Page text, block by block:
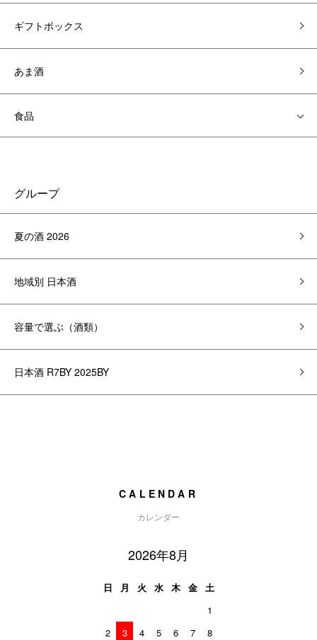
ギフトボックス
あま酒
食品
グループ
夏の酒 2026
地域別 日本酒
容量で選ぶ（酒類）
日本酒 R7BY 2025BY
CALENDAR
カレンダー
2026年8月
日 月 火 水 木 金
土
1
2
3 4 5 6 7
8